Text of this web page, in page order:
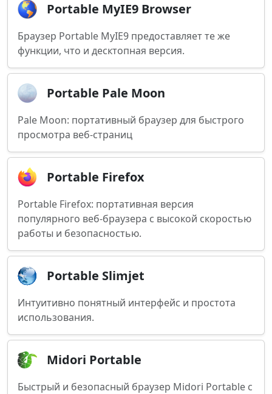
Portable MyIE9 Browser
Браузер Portable MyIE9 предоставляет те же
функции, что и десктопная версия.
Portable Pale Moon
Pale Moon: портативный браузер для быстрого
просмотра веб-страниц
Portable Firefox
Portable Firefox: портативная версия
популярного веб-браузера с высокой скоростью
работы и безопасностью.
Portable Slimjet
Интуитивно понятный интерфейс и простота
использования.
Midori Portable
Быстрый и безопасный браузер Midori Portable с